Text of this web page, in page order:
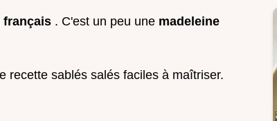
. C'est un peu une madeleine
recette sablés salés faciles à maîtriser.